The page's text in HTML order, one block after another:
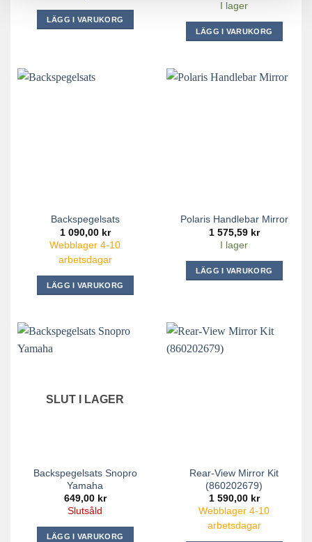
LÄGG I VARUKORG
I lager
LÄGG I VARUKORG
Backspegelsats
1 090,00 kr
Webblager 4-10
arbetsdagar
LÄGG I VARUKORG
Polaris Handlebar Mirror
1 575,59 kr
I lager
LÄGG I VARUKORG
SLUT I LAGER
Backspegelsats Snopro
Yamaha
649,00 kr
Slutsåld
LÄGG I VARUKORG
Rear-View Mirror Kit
(860202679)
1 590,00 kr
Webblager 4-10
arbetsdagar